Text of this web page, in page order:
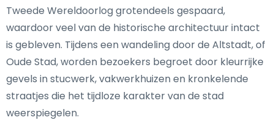
Tweede Wereldoorlog grotendeels gespaard,
waardoor veel van de historische architectuur intact
is gebleven. Tijdens een wandeling door de Altstadt, of
Oude Stad, worden bezoekers begroet door kleurrijke
gevels in stucwerk, vakwerkhuizen en kronkelende
straatjes die het tijdloze karakter van de stad
weerspiegelen.